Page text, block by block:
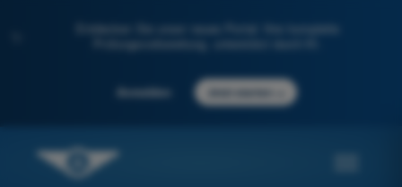
Entdecken Sie unser neues Portal: Ihre komplette
Prüfungsvorbereitung, unterstützt durch KI.
Anmelden Jetzt starten